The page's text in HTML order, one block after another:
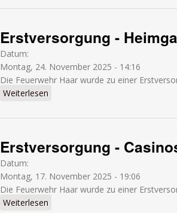
Erstversorgung -
Datum:
Montag, 24. November 2025 - 14:16
Die Feuerwehr Haar wurde zu einer
Weiterlesen
Erstversorgung -
Datum:
Montag, 17. November 2025 - 19:06
Die Feuerwehr Haar wurde zu einer
Weiterlesen